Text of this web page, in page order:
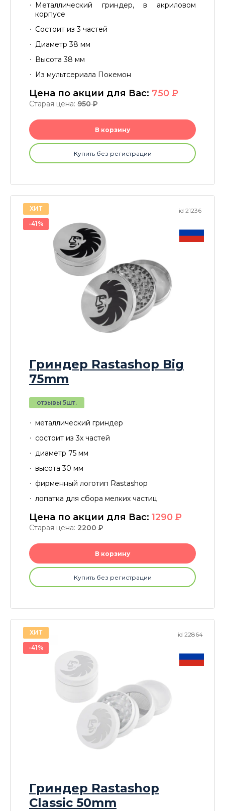
Металлический гриндер, в акриловом
корпусе
Cостоит из 3 частей
Диаметр 38 мм
Высота 38 мм
Из мультсериала Покемон
Цена по акции для Вас: 750 P
Старая цена: 950P
В корзину
Купить без регистрации
id 21236
ХИТ
-41%
Гриндер Rastashop Big
75mm
отзывы 5шт.
металлический гриндер
состоит из 3х частей
диаметр 75 мм
высота 30 мм
фирменный логотип Rastashop
лопатка для сбора мелких частиц
Цена по акции для Вас: 1290 P
Старая цена: 2200P
В корзину
Купить без регистрации
id 22864
ХИТ
-41%
Гриндер Rastashop
Classic 50mm